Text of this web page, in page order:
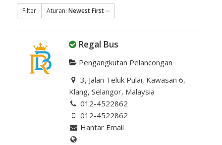
Filter Aturan: Newest First
Regal Bus
Pengangkutan Pelancongan
3, Jalan Teluk Pulai, Kawasan 6,
Klang, Selangor, Malaysia
012-4522862
012-4522862
Hantar Email